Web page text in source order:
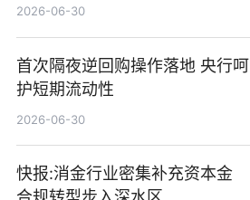
2026-06-30
首次隔夜逆回购操作落地 央行呵
护短期流动性
2026-06-30
快报:消金行业密集补充资本金